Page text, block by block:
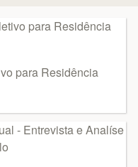
para Residência